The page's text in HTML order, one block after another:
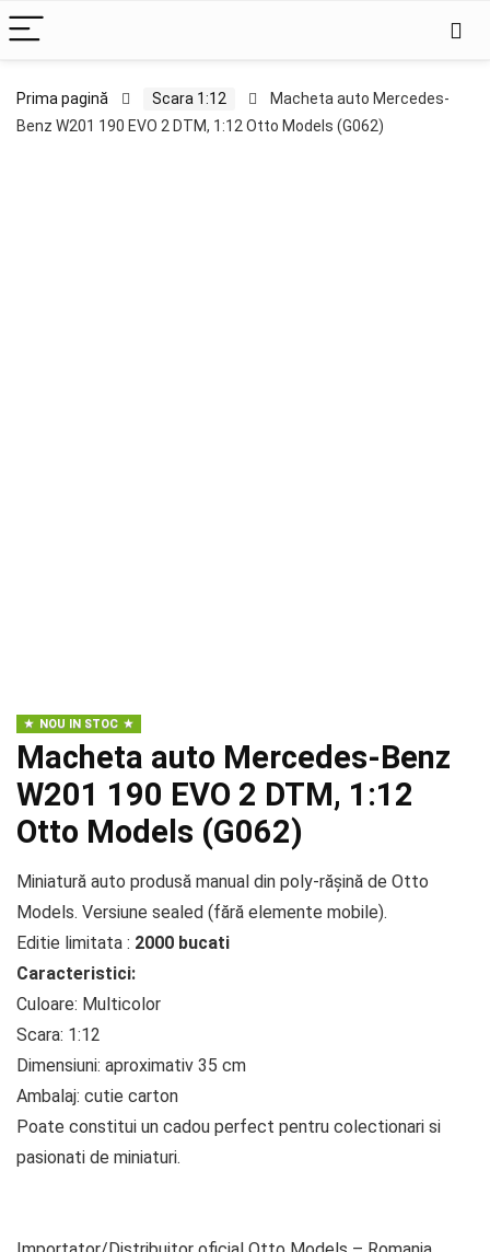
Prima pagină Scara 1:12
Macheta auto Mercedes-
Benz W201 190 EVO 2 DTM, 1:12 Otto Models (G062)
NOU IN STOC
Macheta auto Mercedes-Benz
W201 190 EVO 2 DTM, 1:12
Otto Models (G062)
Miniatură auto produsă manual din poly-rășină de Otto
Models. Versiune sealed (fără elemente mobile).
Editie limitata : 2000 bucati
Caracteristici:
Culoare: Multicolor
Scara: 1:12
Dimensiuni: aproximativ 35 cm
Ambalaj: cutie carton
Poate constitui un cadou perfect pentru colectionari si
pasionati de miniaturi.